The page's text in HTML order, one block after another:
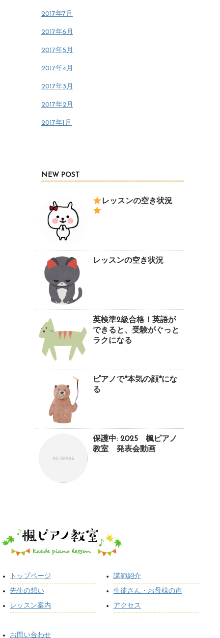
2017年7月
2017年6月
2017年5月
2017年4月
2017年3月
2017年2月
2017年1月
NEW POST
レッスンの空き状況
レッスンの空き状況
英検準2級合格！英語が
できると、受験がぐっと
ラクになる
ピアノで*本気の顔*にな
る
保護中: 2025 楓ピアノ
教室 発表会動画
トップページ
先生の想い
レッスン案内
講師紹介
生徒さん・お母様の声
アクセス
お問い合わせ